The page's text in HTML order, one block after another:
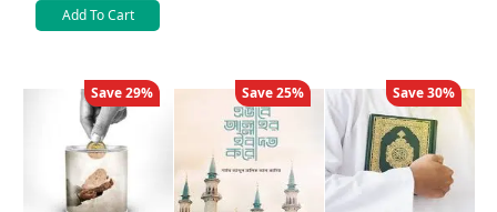
Add To Cart
Save29% Save25% Save30%